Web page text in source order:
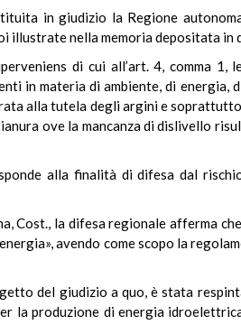
in giudizio la Regione
illustrate nella memoria depositata in
di cui all’art. 4, comma
in materia di ambiente, di
alla tutela degli argini e
ove la mancanza di dislivello
alla finalità di difesa dal
Cost., la difesa regionale afferma
avendo come scopo la
del giudizio a quo, è stata
la produzione di energia